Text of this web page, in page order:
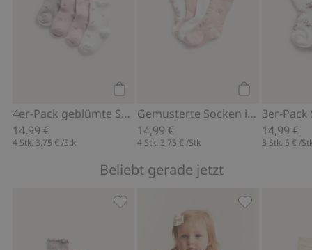
4er-Pack geblümte Socken
14,99 €
4 Stk. 3,75 € /Stk
Gemusterte Socken im 4er-Pack
14,99 €
4 Stk. 3,75 € /Stk
14,99 €
3 Stk. 5 € /
Beliebt gerade jetzt
4er-Pack geblümte Socken, Zu